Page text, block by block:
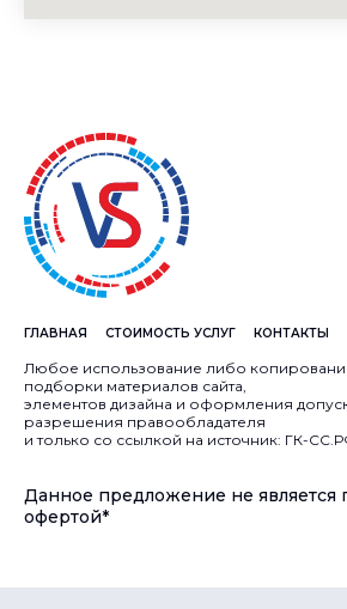
ГЛАВНАЯ СТОИМОСТЬ УСЛУГ КОНТАКТЫ
Любое использование либо
подборки материалов сайта,
элементов дизайна и оформления
разрешения правообладателя
и только со ссылкой на источник: ГК-
Данное предложение не является
офертой*